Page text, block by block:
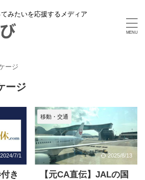
みたいを応援するメディア
ージ
ージ
2024/7/1
き
移動・交通
2025/8/13
【元CA直伝】JALの国